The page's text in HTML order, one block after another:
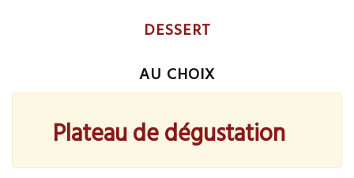
DESSERT
AU CHOIX
Plateau de dégustation